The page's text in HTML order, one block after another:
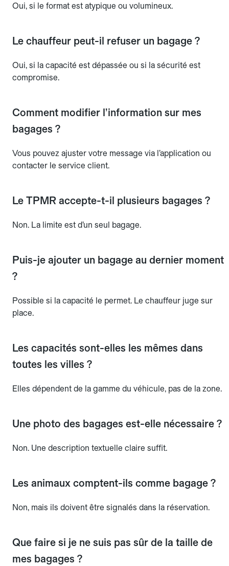
Oui, si le format est atypique ou volumineux.
Le chauffeur peut-il refuser un bagage ?
Oui, si la capacité est dépassée ou si la sécurité est
compromise.
Comment modifier l’information sur mes
bagages ?
Vous pouvez ajuster votre message via l’application ou
contacter le service client.
Le TPMR accepte-t-il plusieurs bagages ?
Non. La limite est d’un seul bagage.
Puis-je ajouter un bagage au dernier moment
?
Possible si la capacité le permet. Le chauffeur juge sur
place.
Les capacités sont-elles les mêmes dans
toutes les villes ?
Elles dépendent de la gamme du véhicule, pas de la zone.
Une photo des bagages est-elle nécessaire ?
Non. Une description textuelle claire suffit.
Les animaux comptent-ils comme bagage ?
Non, mais ils doivent être signalés dans la réservation.
Que faire si je ne suis pas sûr de la taille de
mes bagages ?